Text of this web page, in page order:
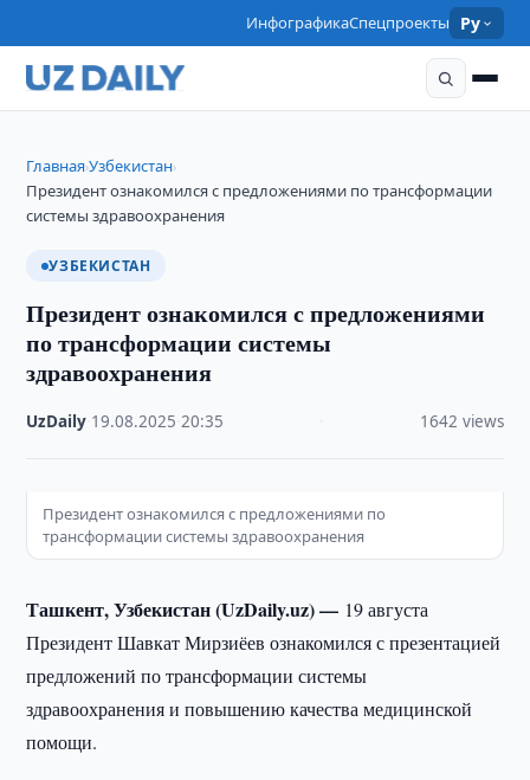
ИнфографикаСпецпроекты Ру
Главная›Узбекистан›
Президент ознакомился с предложениями по трансформации
системы здравоохранения
УЗБЕКИСТАН
Президент ознакомился с предложениями
по трансформации системы
здравоохранения
UzDaily 19.08.2025 ·20:35 1642 views
Президент ознакомился с предложениями по
трансформации системы здравоохранения
Ташкент, Узбекистан (UzDaily.uz) — 19 августа
Президент Шавкат Мирзиёев ознакомился с презентацией
предложений по трансформации системы
здравоохранения и повышению качества медицинской
помощи.